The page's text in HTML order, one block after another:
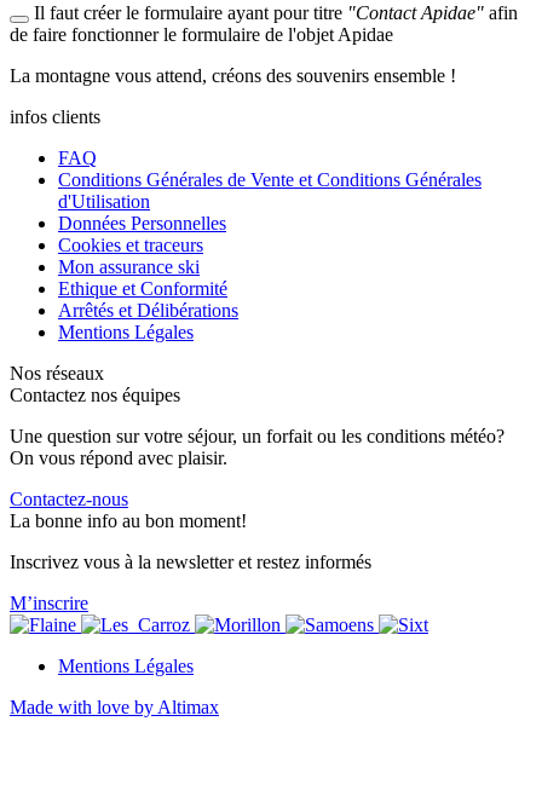
Il faut créer le formulaire ayant pour titre "Contact Apidae" afin
de faire fonctionner le formulaire de l'objet Apidae
La montagne vous attend, créons des souvenirs ensemble !
infos clients
FAQ
Conditions Générales de Vente et Conditions Générales
d'Utilisation
Données Personnelles
Cookies et traceurs
Mon assurance ski
Ethique et Conformité
Arrêtés et Délibérations
Mentions Légales
Nos réseaux
Contactez nos équipes
Une question sur votre séjour, un forfait ou les conditions météo?
On vous répond avec plaisir.
Contactez-nous
La bonne info au bon moment!
Inscrivez vous à la newsletter et restez informés
M’inscrire
Mentions Légales
Made with love by Altimax